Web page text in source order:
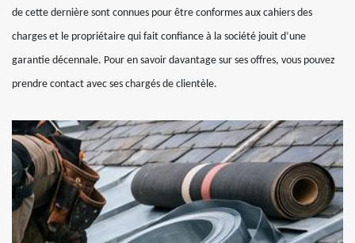
de cette dernière sont connues pour être conformes aux cahiers des
charges et le propriétaire qui fait confiance à la société jouit d’une
garantie décennale. Pour en savoir davantage sur ses offres, vous pouvez
prendre contact avec ses chargés de clientèle.